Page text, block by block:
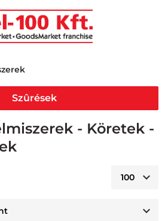
- Köretek -
Szûrések